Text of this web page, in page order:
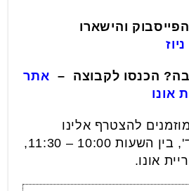
והישארו
הכנסו לקבוצה – אתר
אונו
להצטרף אלינו
למשחק בימי ב' ו-ד', בין השעות 10:00 – 11:30,